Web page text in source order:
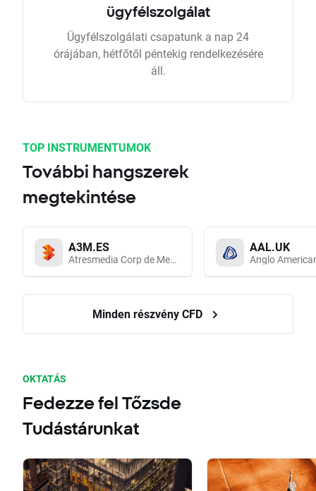
ügyfélszolgálat
Ügyfélszolgálati csapatunk a nap 24
órájában, hétfőtől péntekig rendelkezésére
áll.
TOP INSTRUMENTUMOK
További hangszerek
megtekintése
A3M.ES
Atresmedia Corp de Medios de Comunicacion SA
AAL.UK
Anglo
Minden részvény CFD
OKTATÁS
Fedezze fel Tőzsde
Tudástárunkat